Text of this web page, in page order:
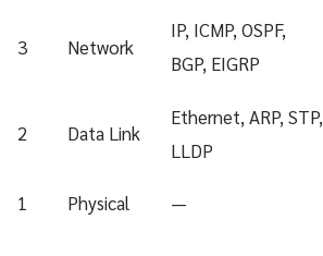
3 Network
IP, ICMP, OSPF,
BGP, EIGRP
2 Data Link
Ethernet, ARP, STP,
LLDP
1 Physical —